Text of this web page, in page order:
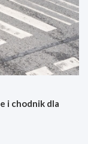
i chodnik dla